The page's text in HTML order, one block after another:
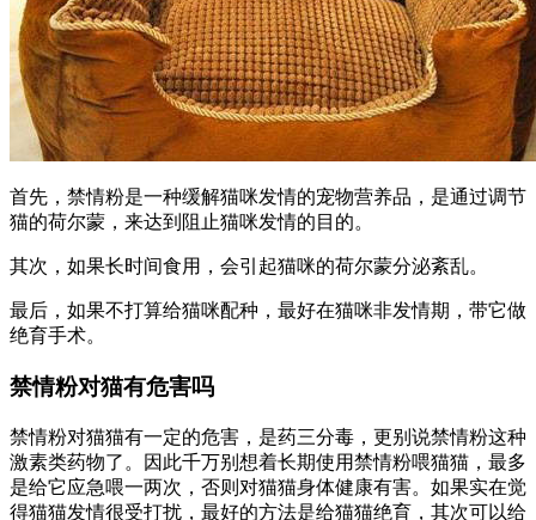
首先，禁情粉是一种缓解猫咪发情的宠物营养品，是通过调节
猫的荷尔蒙，来达到阻止猫咪发情的目的。
其次，如果长时间食用，会引起猫咪的荷尔蒙分泌紊乱。
最后，如果不打算给猫咪配种，最好在猫咪非发情期，带它做
绝育手术。
禁情粉对猫有危害吗
禁情粉对猫猫有一定的危害，是药三分毒，更别说禁情粉这种
激素类药物了。因此千万别想着长期使用禁情粉喂猫猫，最多
是给它应急喂一两次，否则对猫猫身体健康有害。如果实在觉
得猫猫发情很受打扰，最好的方法是给猫猫绝育，其次可以给